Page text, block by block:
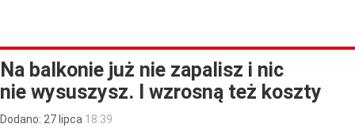
Na balkonie już nie zapalisz i nic
nie wysuszysz. I wzrosną też koszty
Dodano: 27 lipca 18:39